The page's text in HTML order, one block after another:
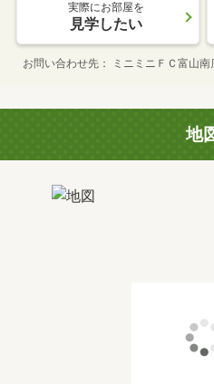
実際にお部屋を
見学したい
お問い合わせ先 ミニミニＦＣ富山
地